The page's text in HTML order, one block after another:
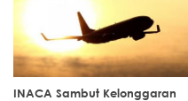
INACA Sambut Kelonggaran